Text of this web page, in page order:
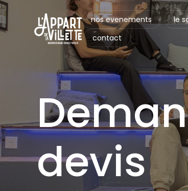
nos evenements le
contact
devis